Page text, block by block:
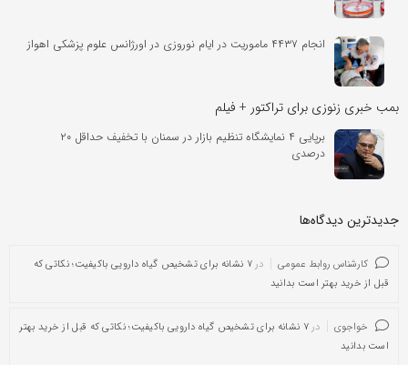
انجام ۴۴۳۷ ماموریت در ایام نوروزی در اورژانس علوم پزشکی اهواز
بمب خبری زنوزی برای تراکتور + فیلم
برپایی ۴ نمایشگاه تنظیم بازار در سمنان با تخفیف حداقل ۲۰
درصدی
جدیدترین دیدگاه‌‌ها
کارشناس روابط عمومی در
۷ نشانه برای تشخیص گیاه دارویی باکیفیت؛ نکاتی که
قبل از خرید بهتر است بدانید
خواجوی در
۷ نشانه برای تشخیص گیاه دارویی باکیفیت؛ نکاتی که قبل از خرید بهتر
است بدانید